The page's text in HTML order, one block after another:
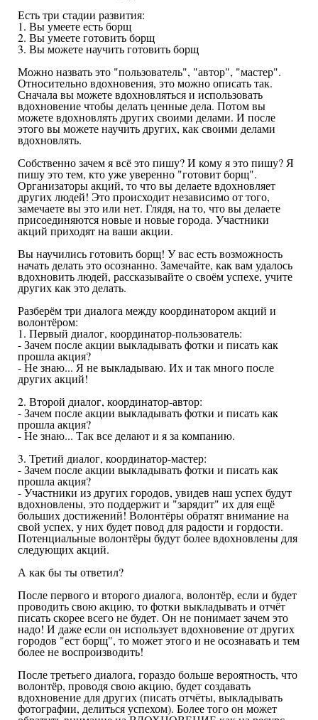
Есть три стадии развития:
1. Вы умеете есть борщ
2. Вы умеете готовить борщ
3. Вы можете научить готовить борщ
Можно назвать это "пользователь", "автор", "мастер".
Относительно вдохновения, это можно описать так.
Сначала вы можете вдохновляться и использовать
вдохновение чтобы делать ценные дела. Потом вы
можете вдохновлять других своими делами. И после
этого вы можете научить других, как своими делами
вдохновлять.
Собственно зачем я всё это пишу? И кому я это пишу? Я
пишу это тем, кто уже уверенно "готовит борщ".
Организаторы акций, то что вы делаете вдохновляет
других людей! Это происходит независимо от того,
замечаете вы это или нет. Глядя, на то, что вы делаете
присоединяются новые и новые города. Участники
акций приходят на ваши акции.
Вы научились готовить борщ! У вас есть возможность
начать делать это осознанно. Замечайте, как вам удалось
вдохновить людей, рассказывайте о своём успехе, учите
других как это делать.
Разберём три диалога между координатором акций и
волонтёром:
1. Первый диалог, координатор-пользователь:
- Зачем после акции выкладывать фотки и писать как
прошла акция?
- Не знаю... Я не выкладываю. Их и так много после
других акций!
2. Второй диалог, координатор-автор:
- Зачем после акции выкладывать фотки и писать как
прошла акция?
- Не знаю... Так все делают и я за компанию.
3. Третий диалог, координатор-мастер:
- Зачем после акции выкладывать фотки и писать как
прошла акция?
- Участники из других городов, увидев наш успех будут
вдохновлены, это поддержит и "зарядит" их для ещё
больших достижений! Волонтёры обратят внимание на
свой успех, у них будет повод для радости и гордости.
Потенциальные волонтёры будут более вдохновлены для
следующих акций.
А как бы ты ответил?
После первого и второго диалога, волонтёр, если и будет
проводить свою акцию, то фотки выкладывать и отчёт
писать скорее всего не будет. Он не понимает зачем это
надо! И даже если он использует вдохновение от других
городов "ест борщ", то может этого и не осознавать и тем
более не воспроизводить!
После третьего диалога, гораздо больше вероятность, что
волонтёр, проводя свою акцию, будет создавать
вдохновение для других (писать отчёты, выкладывать
фотографии, делиться успехом). Более того он может